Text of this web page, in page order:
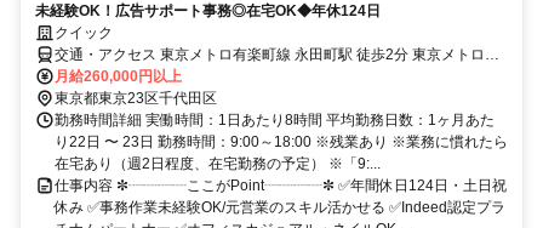
未経験OK！広告サポート事務◎在宅OK◆年休124日
クイック
交通・アクセス 東京メトロ有楽町線 永田町駅 徒歩2分 東京メトロ千
代田線 国会議事堂前駅 徒歩8分 東京メトロ丸の内線 赤坂見附駅 徒歩
12分
月給260,000円以上
東京都東京23区千代田区
勤務時間詳細 実働時間：1日あたり8時間 平均勤務日数：1ヶ月あた
り22日 〜 23日 勤務時間：9:00～18:00 ※残業あり ※業務に慣れたら
在宅あり（週2日程度、在宅勤務の予定） ※「9:...
仕事内容 ✼┈┈┈┈ここがPoint┈┈┈┈✼ ✅年間休日124日・土日祝
休み ✅事務作業未経験OK/元営業のスキル活かせる ✅Indeed認定プラ